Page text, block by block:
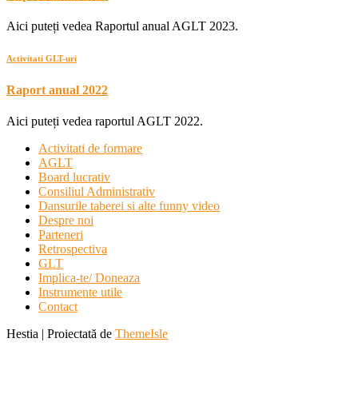
Aici puteți vedea Raportul anual AGLT 2023.
Activitati GLT-uri
Raport anual 2022
Aici puteți vedea raportul AGLT 2022.
Activitati de formare
AGLT
Board lucrativ
Consiliul Administrativ
Dansurile taberei si alte funny video
Despre noi
Parteneri
Retrospectiva
GLT
Implica-te/ Doneaza
Instrumente utile
Contact
Hestia | Proiectată de ThemeIsle